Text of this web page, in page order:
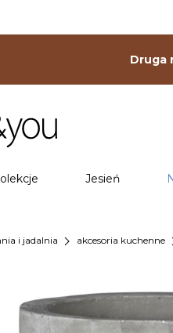
Druga
Jesień
i jadalnia chevron_right akcesoria kuchenne